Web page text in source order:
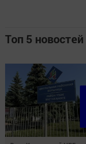
Топ 5 новостей